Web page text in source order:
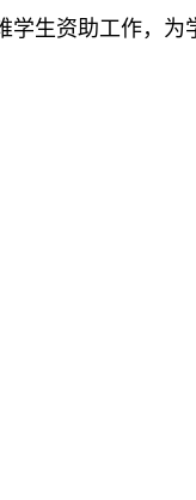
学生资助工作，为